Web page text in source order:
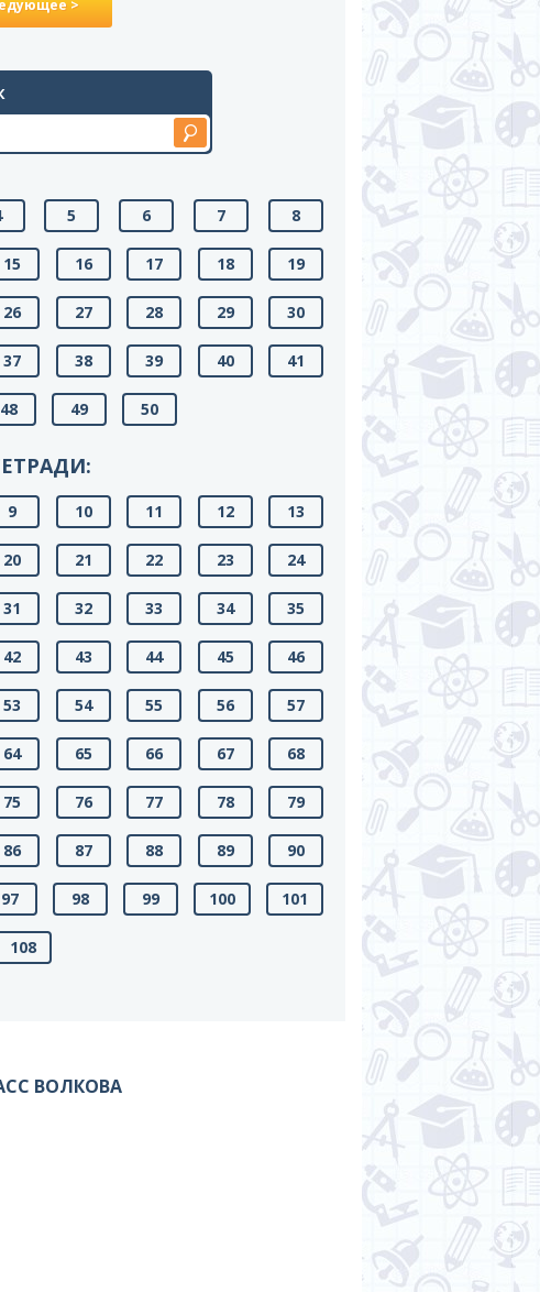
>
5 6 7 8
15 16 17 18 19
26 27 28 29 30
37 38 39 40 41
48 49 50
9 10 11 12 13
20 21 22 23 24
31 32 33 34 35
42 43 44 45 46
53 54 55 56 57
64 65 66 67 68
75 76 77 78 79
86 87 88 89 90
97 98 99 100 101
108
ВОЛКОВА